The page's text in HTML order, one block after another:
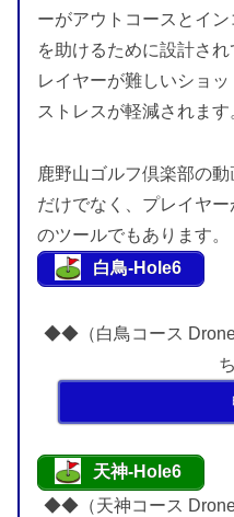
ーがアウトコースとイ
を助けるために設計さ
レイヤーが難しいショ
ストレスが軽減されます
鹿野山ゴルフ倶楽部の
だけでなく、プレイヤ
のツールでもあります。
白鳥-Hole6
◆◆（白鳥コース Drone
天神-Hole6
◆◆（天神コース Drone